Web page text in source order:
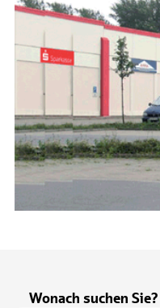
Wonach suchen Sie?